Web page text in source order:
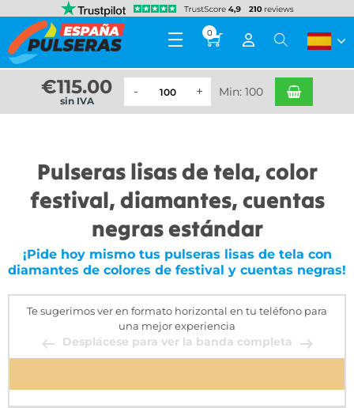
0
€115.00
sin IVA
Min: 100
Pulseras lisas de tela, color
festival, diamantes, cuentas
negras estándar
¡Pide hoy mismo tus pulseras lisas de tela con
diamantes de colores de festival y cuentas negras!
Te sugerimos ver en formato horizontal en tu teléfono para
una mejor experiencia
Desplácese para ver la banda completa